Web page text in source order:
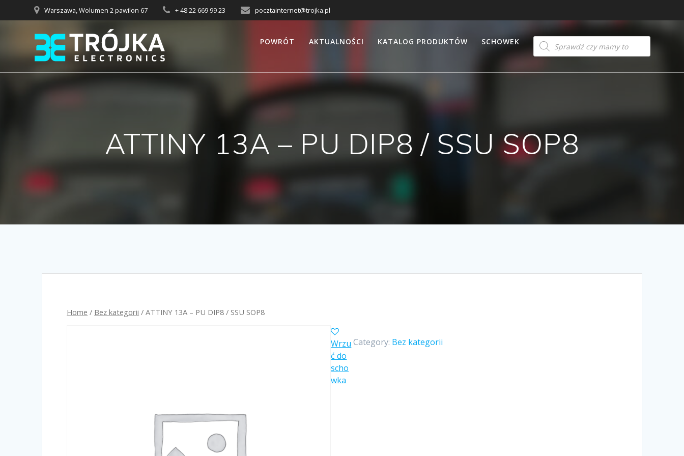
do
Warszawa, Wolumen 2 pawilon 67 + 48 22 669 99 23 pocztainternet@trojka.pl
POWRÓT AKTUALNOŚCI KATALOG PRODUKTÓW SCHOWEK
Products
search
ATTINY 13A – PU DIP8 / SSU SOP8
Home / Bez kategorii / ATTINY 13A – PU DIP8 / SSU SOP8
Category: Bez kategorii
Wrzu
ć do
scho
wka